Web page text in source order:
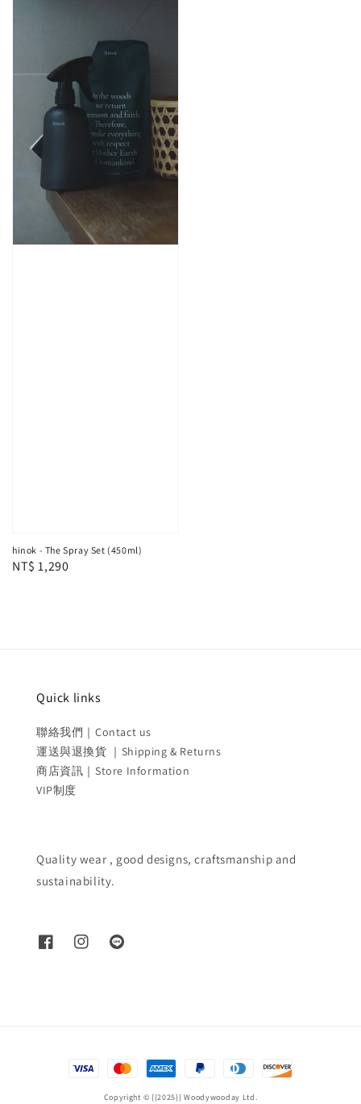
hinok - The Spray Set (450ml)
Regular
NT$ 1,290
Quick links
聯絡我們｜Contact us
運送與退換貨 ｜Shipping & Returns
商店資訊｜Store Information
VIP制度
Quality wear , good designs, craftsmanship and
sustainability.
Copyright © {{2025}} Woodywooday Ltd.